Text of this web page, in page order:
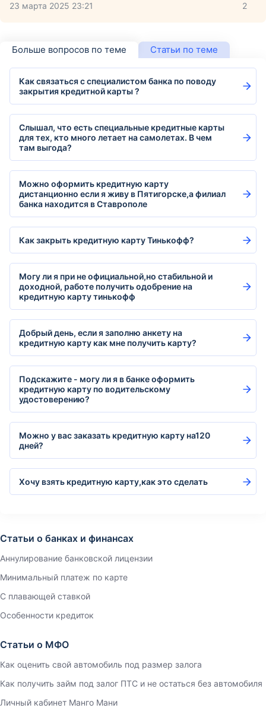
23 марта 2025 23:21 2
Больше вопросов по теме Статьи по теме
Как связаться с специалистом банка по поводу
закрытия кредитной карты ?
Слышал, что есть специальные кредитные карты
для тех, кто много летает на самолетах. В чем
там выгода?
Можно оформить кредитную карту
дистанционно если я живу в Пятигорске,а филиал
банка находится в Ставрополе
Как закрыть кредитную карту Тинькофф?
Могу ли я при не официальной,но стабильной и
доходной, работе получить одобрение на
кредитную карту тинькофф
Добрый день, если я заполню анкету на
кредитную карту как мне получить карту?
Подскажите - могу ли я в банке оформить
кредитную карту по водительскому
удостоверению?
Можно у вас заказать кредитную карту на120
дней?
Хочу взять кредитную карту,как это сделать
Статьи о банках и финансах
Аннулирование банковской лицензии
Минимальный платеж по карте
С плавающей ставкой
Особенности кредиток
Статьи о МФО
Как оценить свой автомобиль под размер залога
Как получить займ под залог ПТС и не остаться без автомобиля
Личный кабинет Манго Мани